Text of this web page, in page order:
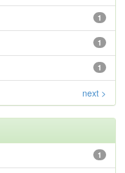
1
1
1
next >
1